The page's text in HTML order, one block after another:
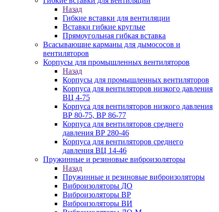
Назад
Гибкие вставки для вентиляции
Вставки гибкие круглые
Прямоугольная гибкая вставка
Всасывающие карманы для дымососов и
вентиляторов
Корпусы для промышленных вентиляторов
Назад
Корпусы для промышленных вентиляторов
Корпуса для вентиляторов низкого давления
ВЦ 4-75
Корпуса для вентиляторов низкого давления
ВР 80-75, ВР 86-77
Корпуса для вентиляторов среднего
давления ВР 280-46
Корпуса для вентиляторов среднего
давления ВЦ 14-46
Пружинные и резиновые виброизоляторы
Назад
Пружинные и резиновые виброизоляторы
Виброизоляторы ДО
Виброизоляторы ВР
Виброизоляторы ВИ